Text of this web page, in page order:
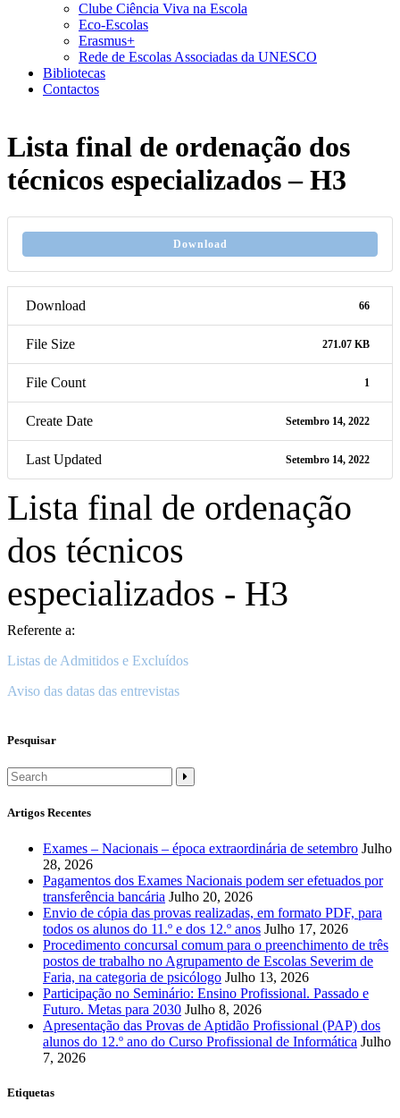
Clube Ciência Viva na Escola
Eco-Escolas
Erasmus+
Rede de Escolas Associadas da UNESCO
Bibliotecas
Contactos
Lista final de ordenação dos
técnicos especializados – H3
Download
Download 66
File Size 271.07 KB
File Count 1
Create Date Setembro 14, 2022
Last Updated Setembro 14, 2022
Lista final de ordenação
dos técnicos
especializados - H3
Referente a:
Listas de Admitidos e Excluídos
Aviso das datas das entrevistas
Pesquisar
Artigos Recentes
Exames – Nacionais – época extraordinária de setembro Julho
28, 2026
Pagamentos dos Exames Nacionais podem ser efetuados por
transferência bancária Julho 20, 2026
Envio de cópia das provas realizadas, em formato PDF, para
todos os alunos do 11.º e dos 12.º anos Julho 17, 2026
Procedimento concursal comum para o preenchimento de três
postos de trabalho no Agrupamento de Escolas Severim de
Faria, na categoria de psicólogo Julho 13, 2026
Participação no Seminário: Ensino Profissional. Passado e
Futuro. Metas para 2030 Julho 8, 2026
Apresentação das Provas de Aptidão Profissional (PAP) dos
alunos do 12.º ano do Curso Profissional de Informática Julho
7, 2026
Etiquetas